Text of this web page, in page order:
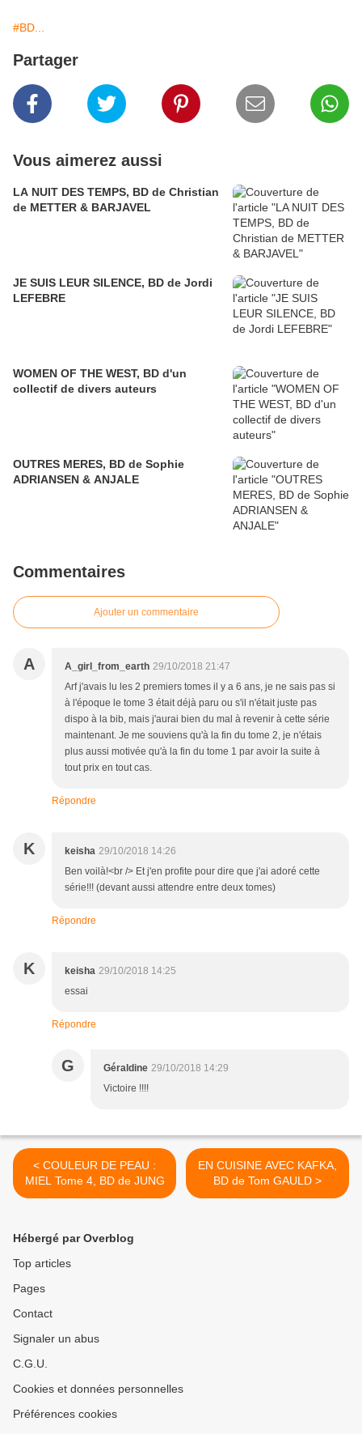
#BD...
Partager
Vous aimerez aussi
LA NUIT DES TEMPS, BD de Christian
de METTER & BARJAVEL
JE SUIS LEUR SILENCE, BD de Jordi
LEFEBRE
WOMEN OF THE WEST, BD d'un
collectif de divers auteurs
OUTRES MERES, BD de Sophie
ADRIANSEN & ANJALE
Commentaires
Ajouter un commentaire
A A_girl_from_earth 29/10/2018 21:47
Arf j'avais lu les 2 premiers tomes il y a 6 ans, je ne sais pas si
à l'époque le tome 3 était déjà paru ou s'il n'était juste pas
dispo à la bib, mais j'aurai bien du mal à revenir à cette série
maintenant. Je me souviens qu'à la fin du tome 2, je n'étais
plus aussi motivée qu'à la fin du tome 1 par avoir la suite à
tout prix en tout cas.
Répondre
K keisha 29/10/2018 14:26
Ben voilà!<br /> Et j'en profite pour dire que j'ai adoré cette
série!!! (devant aussi attendre entre deux tomes)
Répondre
K keisha 29/10/2018 14:25
essai
Répondre
G Géraldine 29/10/2018 14:29
Victoire !!!!
< COULEUR DE PEAU :
MIEL Tome 4, BD de JUNG
EN CUISINE AVEC KAFKA,
BD de Tom GAULD >
Hébergé par Overblog
Top articles
Pages
Contact
Signaler un abus
C.G.U.
Cookies et données personnelles
Préférences cookies